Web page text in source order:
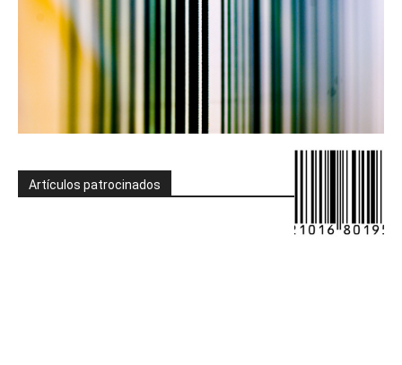
Artículos patrocinados